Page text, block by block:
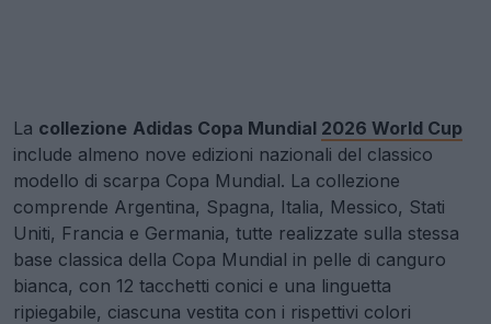
La collezione Adidas Copa Mundial 2026 World Cup
include almeno nove edizioni nazionali del classico
modello di scarpa Copa Mundial. La collezione
comprende Argentina, Spagna, Italia, Messico, Stati
Uniti, Francia e Germania, tutte realizzate sulla stessa
base classica della Copa Mundial in pelle di canguro
bianca, con 12 tacchetti conici e una linguetta
ripiegabile, ciascuna vestita con i rispettivi colori